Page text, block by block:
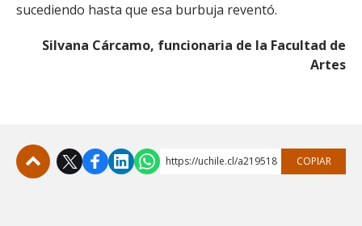
sucediendo hasta que esa burbuja reventó.
Silvana Cárcamo, funcionaria de la Facultad de
Artes
https://uchile.cl/a219518 COPIAR